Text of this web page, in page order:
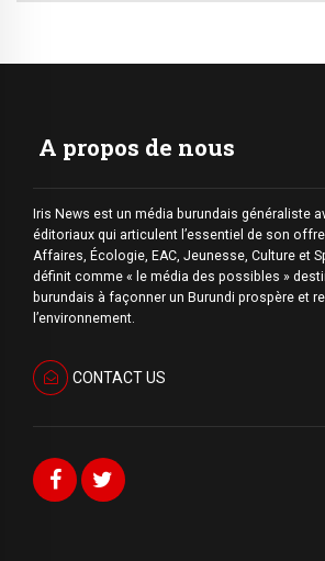
A propos de nous
Iris News est un média burundais généraliste
éditoriaux qui articulent l’essentiel de son
Affaires, Écologie, EAC, Jeunesse, Culture et
définit comme « le média des possibles »
burundais à façonner un Burundi prospère et
l’environnement.
CONTACT US